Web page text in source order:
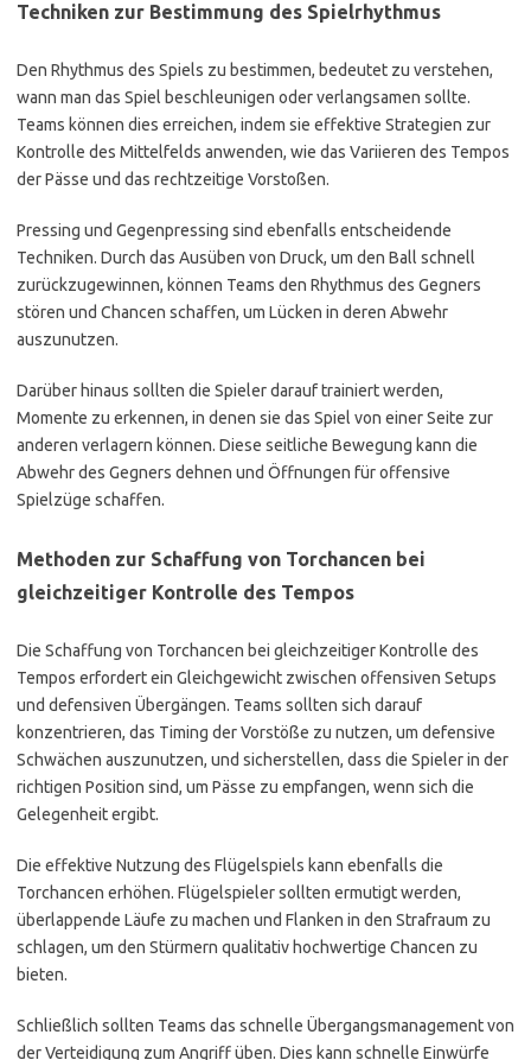
Techniken zur Bestimmung des Spielrhythmus
Den Rhythmus des Spiels zu bestimmen, bedeutet zu verstehen,
wann man das Spiel beschleunigen oder verlangsamen sollte.
Teams können dies erreichen, indem sie effektive Strategien zur
Kontrolle des Mittelfelds anwenden, wie das Variieren des Tempos
der Pässe und das rechtzeitige Vorstoßen.
Pressing und Gegenpressing sind ebenfalls entscheidende
Techniken. Durch das Ausüben von Druck, um den Ball schnell
zurückzugewinnen, können Teams den Rhythmus des Gegners
stören und Chancen schaffen, um Lücken in deren Abwehr
auszunutzen.
Darüber hinaus sollten die Spieler darauf trainiert werden,
Momente zu erkennen, in denen sie das Spiel von einer Seite zur
anderen verlagern können. Diese seitliche Bewegung kann die
Abwehr des Gegners dehnen und Öffnungen für offensive
Spielzüge schaffen.
Methoden zur Schaffung von Torchancen bei
gleichzeitiger Kontrolle des Tempos
Die Schaffung von Torchancen bei gleichzeitiger Kontrolle des
Tempos erfordert ein Gleichgewicht zwischen offensiven Setups
und defensiven Übergängen. Teams sollten sich darauf
konzentrieren, das Timing der Vorstöße zu nutzen, um defensive
Schwächen auszunutzen, und sicherstellen, dass die Spieler in der
richtigen Position sind, um Pässe zu empfangen, wenn sich die
Gelegenheit ergibt.
Die effektive Nutzung des Flügelspiels kann ebenfalls die
Torchancen erhöhen. Flügelspieler sollten ermutigt werden,
überlappende Läufe zu machen und Flanken in den Strafraum zu
schlagen, um den Stürmern qualitativ hochwertige Chancen zu
bieten.
Schließlich sollten Teams das schnelle Übergangsmanagement von
der Verteidigung zum Angriff üben. Dies kann schnelle Einwürfe